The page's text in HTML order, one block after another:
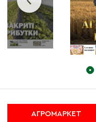
АГРОМАРКЕТ